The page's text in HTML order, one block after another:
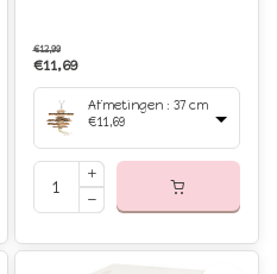
€12,99
€11,69
Afmetingen : 37 cm
€11,69